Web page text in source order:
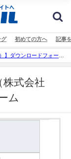
グ 初めての方へ 記事
ウンロードフォーム
式会社
ム